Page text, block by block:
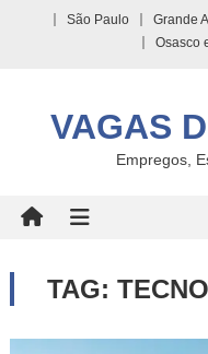
São Paulo Grande
Osasco
VAGAS
Empregos,
TAG: